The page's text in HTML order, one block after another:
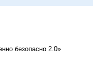
безопасно 2.0»